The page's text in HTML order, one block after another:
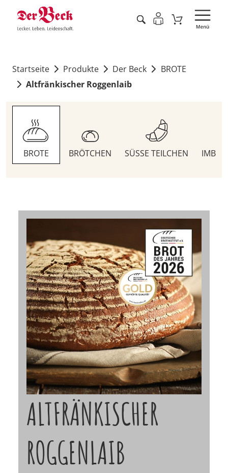
Startseite Produkte Der Beck
BROTE
Altfränkischer Roggenlaib
BROTE BRÖTCHEN SÜSSE TEILCHEN
ALTFRÄNKISCHER
ROGGENLAIB